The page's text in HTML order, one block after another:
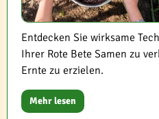
Entdecken Sie wirksame
Ihrer Rote Bete Samen zu
Ernte zu erzielen.
Mehr lesen